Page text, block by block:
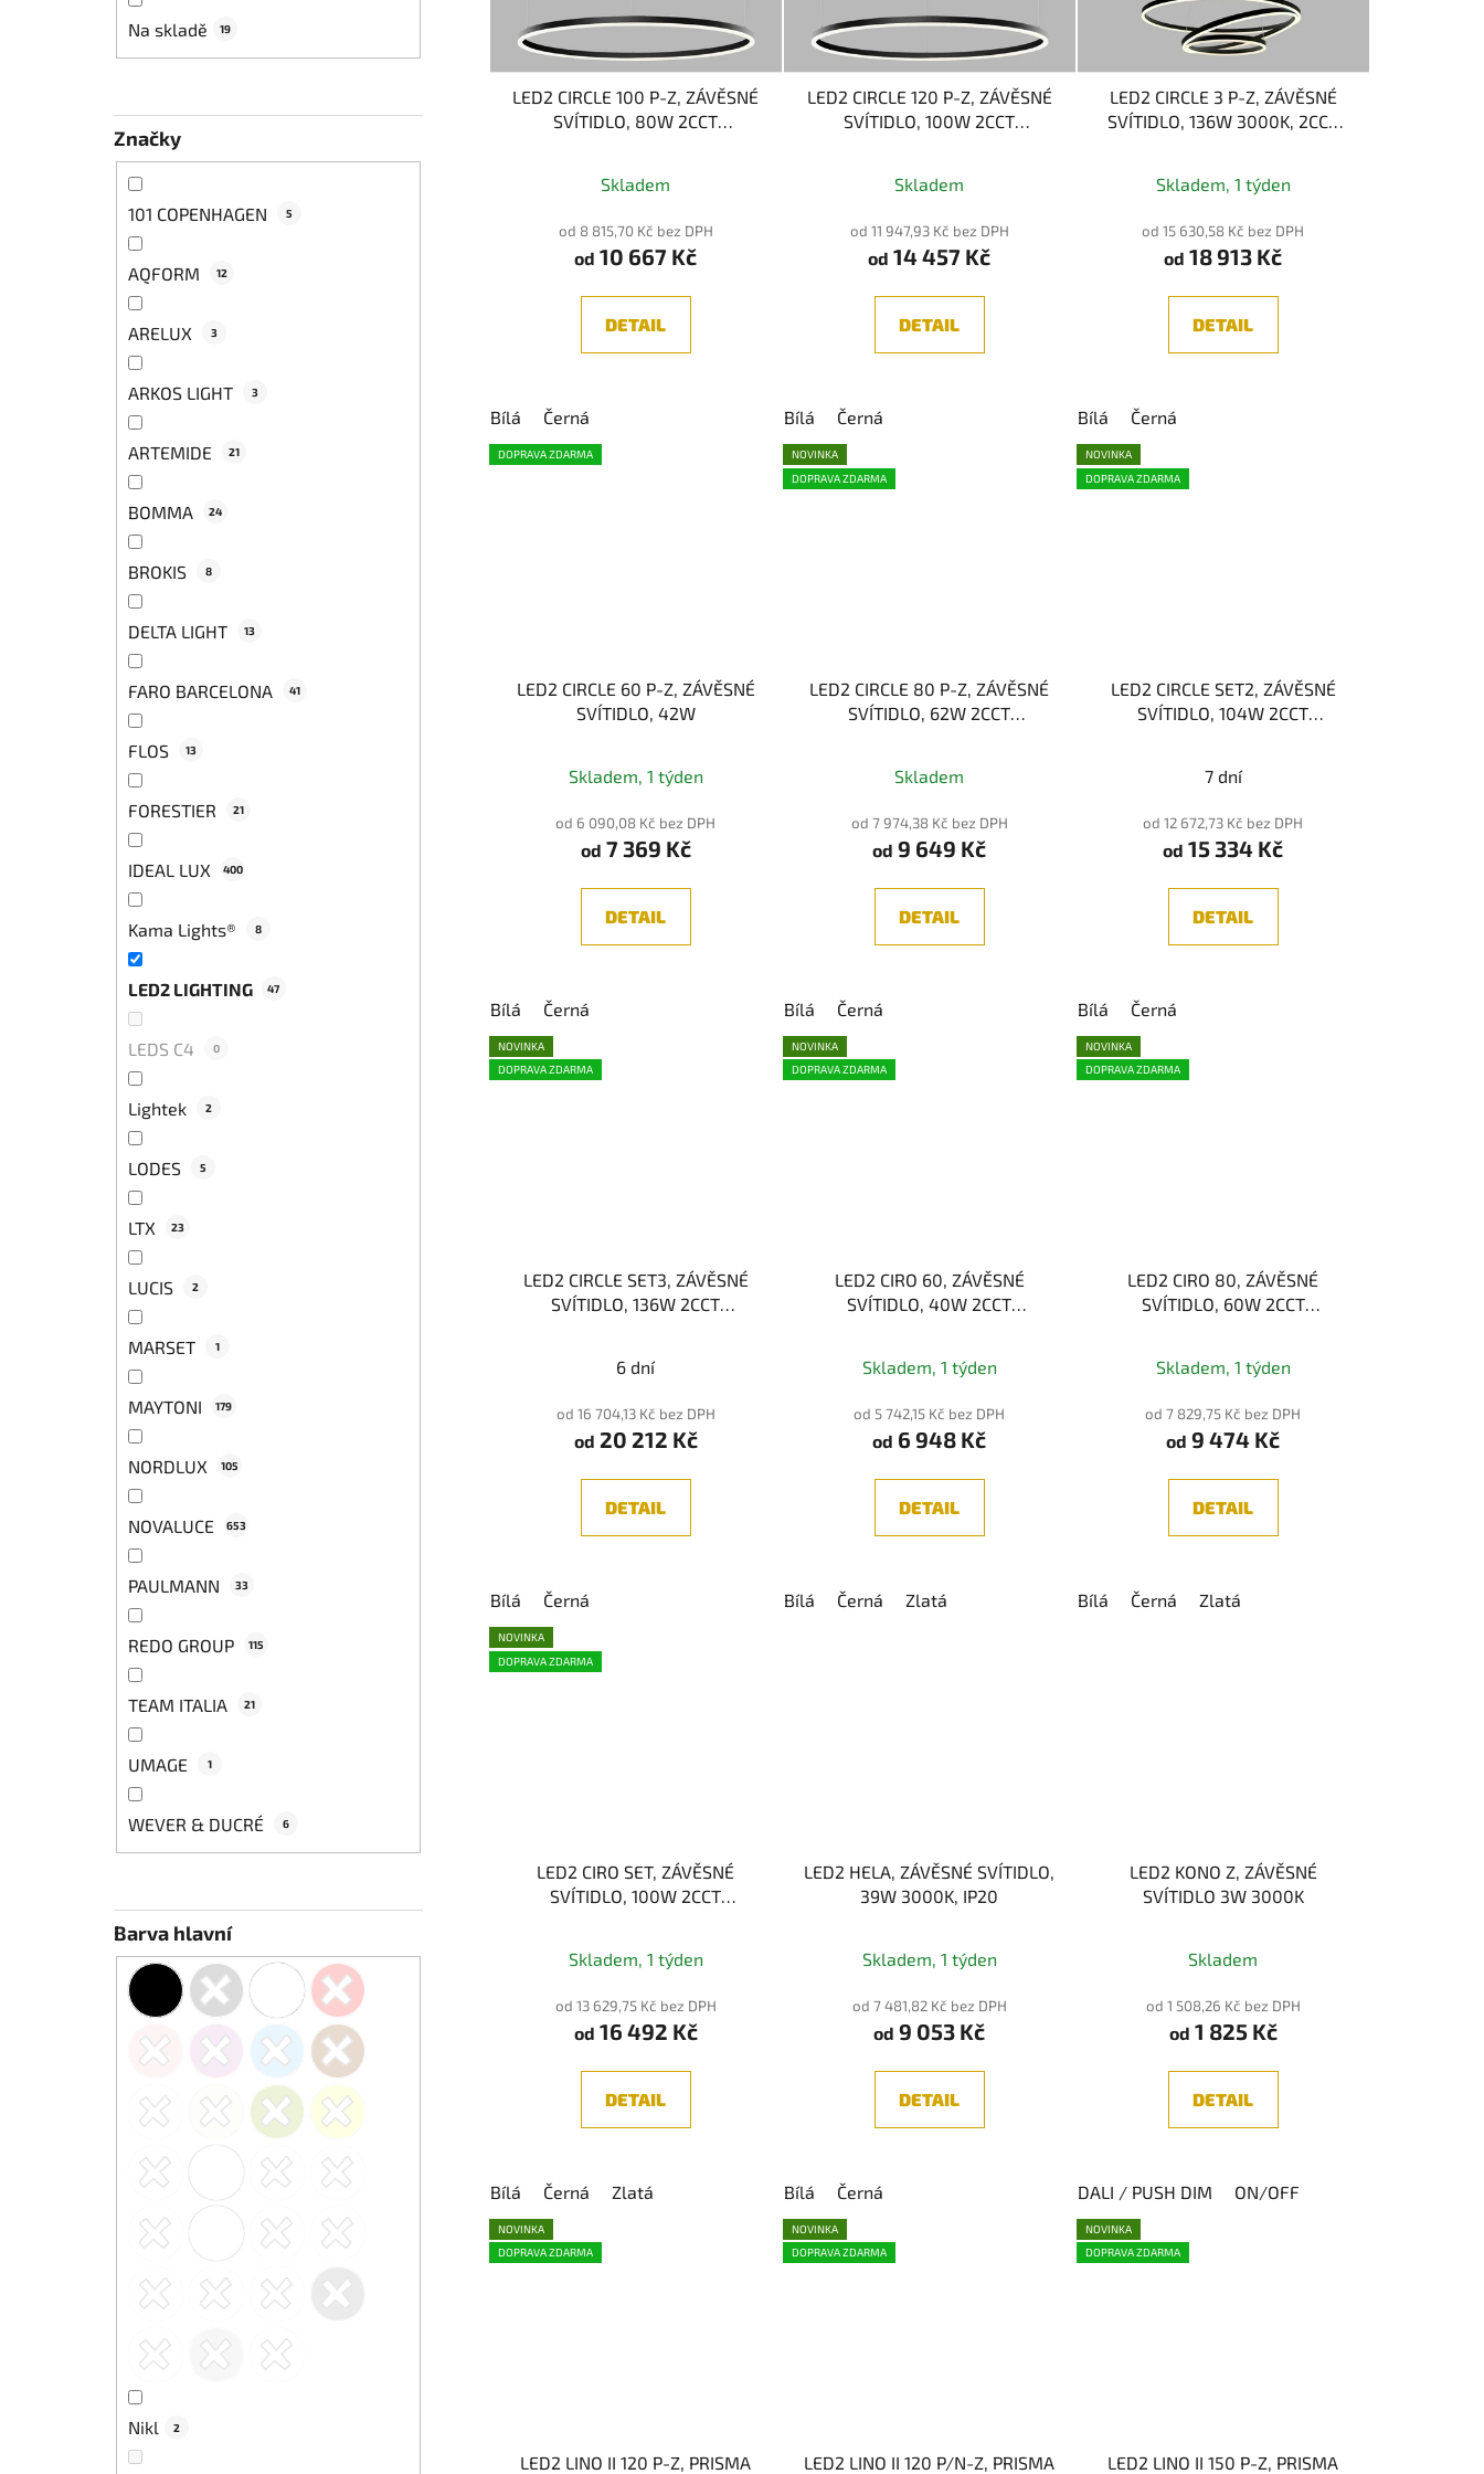
Na skladě 19
Značky
101 COPENHAGEN 5
AQFORM 12
ARELUX 3
ARKOS LIGHT 3
ARTEMIDE 21
BOMMA 24
BROKIS 8
DELTA LIGHT 13
FARO BARCELONA 41
FLOS 13
FORESTIER 21
IDEAL LUX 400
Kama Lights® 8
LED2 LIGHTING 47
LEDS C4 0
Lightek 2
LODES 5
LTX 23
LUCIS 2
MARSET 1
MAYTONI 179
NORDLUX 105
NOVALUCE 653
PAULMANN 33
REDO GROUP 115
TEAM ITALIA 21
UMAGE 1
WEVER & DUCRÉ 6
Barva hlavní
Nikl 2
LED2 CIRCLE 100 P-Z, ZÁVĚSNÉ
SVÍTIDLO, 80W 2CCT
hodnocení
produktu
je
z
Skladem
od 8 815,70 Kč bez DPH
od 10 667 Kč
DETAIL
Bílá Černá
LED2 CIRCLE 120 P-Z, ZÁVĚSNÉ
SVÍTIDLO, 100W 2CCT
hodnocení
produktu
je
z
Skladem
od 11 947,93 Kč bez DPH
od 14 457 Kč
DETAIL
Bílá Černá
LED2 CIRCLE 3 P-Z, ZÁVĚSNÉ
SVÍTIDLO, 136W 3000K, 2CCT
Skladem, 1 týden
od 15 630,58 Kč bez DPH
od 18 913 Kč
DETAIL
Bílá Černá
DOPRAVA ZDARMA
LED2 CIRCLE 60 P-Z, ZÁVĚSNÉ
SVÍTIDLO, 42W
Skladem, 1 týden
od 6 090,08 Kč bez DPH
od 7 369 Kč
DETAIL
Bílá Černá
NOVINKA
DOPRAVA ZDARMA
LED2 CIRCLE 80 P-Z, ZÁVĚSNÉ
SVÍTIDLO, 62W 2CCT
Skladem
od 7 974,38 Kč bez DPH
od 9 649 Kč
DETAIL
Bílá Černá
NOVINKA
DOPRAVA ZDARMA
LED2 CIRCLE SET2, ZÁVĚSNÉ
SVÍTIDLO, 104W 2CCT
7 dní
od 12 672,73 Kč bez DPH
od 15 334 Kč
DETAIL
Bílá Černá
NOVINKA
DOPRAVA ZDARMA
LED2 CIRCLE SET3, ZÁVĚSNÉ
SVÍTIDLO, 136W 2CCT
6 dní
od 16 704,13 Kč bez DPH
od 20 212 Kč
DETAIL
Bílá Černá
NOVINKA
DOPRAVA ZDARMA
LED2 CIRO 60, ZÁVĚSNÉ
SVÍTIDLO, 40W 2CCT
Skladem, 1 týden
od 5 742,15 Kč bez DPH
od 6 948 Kč
DETAIL
Bílá Černá Zlatá
NOVINKA
DOPRAVA ZDARMA
LED2 CIRO 80, ZÁVĚSNÉ
SVÍTIDLO, 60W 2CCT
Skladem, 1 týden
od 7 829,75 Kč bez DPH
od 9 474 Kč
DETAIL
Bílá Černá Zlatá
NOVINKA
DOPRAVA ZDARMA
LED2 CIRO SET, ZÁVĚSNÉ
SVÍTIDLO, 100W 2CCT
Skladem, 1 týden
od 13 629,75 Kč bez DPH
od 16 492 Kč
DETAIL
Bílá Černá Zlatá
LED2 HELA, ZÁVĚSNÉ SVÍTIDLO,
39W 3000K, IP20
hodnocení
produktu
je
Skladem, 1 týden
od 7 481,82 Kč bez DPH
od 9 053 Kč
DETAIL
Bílá Černá
LED2 KONO Z, ZÁVĚSNÉ
SVÍTIDLO 3W 3000K
Skladem
od 1 508,26 Kč bez DPH
od 1 825 Kč
DETAIL
DALI / PUSH DIM ON/OFF
NOVINKA
DOPRAVA ZDARMA
LED2 LINO II 120 P-Z, PRISMA
NOVINKA
DOPRAVA ZDARMA
LED2 LINO II 120 P/N-Z, PRISMA
NOVINKA
DOPRAVA ZDARMA
LED2 LINO II 150 P-Z, PRISMA